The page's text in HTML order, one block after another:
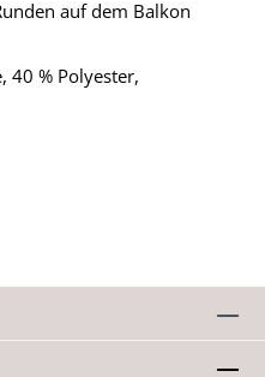
auf dem Balkon
40 % Polyester,